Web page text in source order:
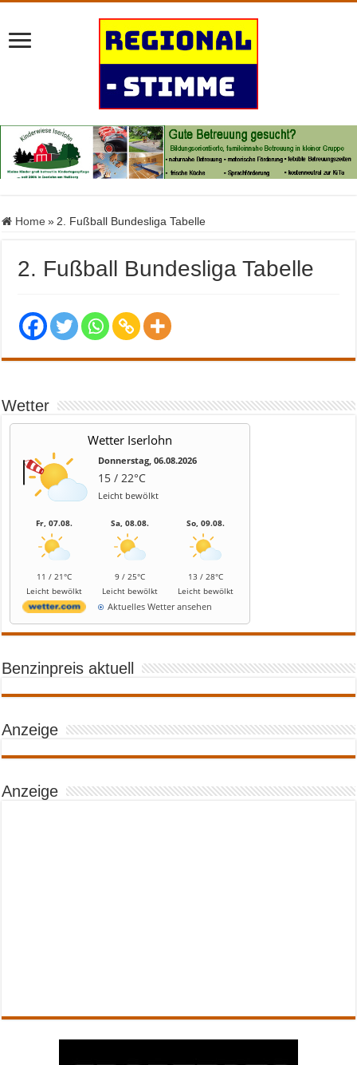
Home » 2. Fußball Bundesliga Tabelle
2. Fußball Bundesliga Tabelle
Wetter
Wetter Iserlohn
Donnerstag, 06.08.2026
15 / 22°C
Leicht bewölkt
Fr, 07.08.
11 / 21°C
Leicht bewölkt
Sa, 08.08.
9 / 25°C
Leicht bewölkt
So, 09.08.
13 / 28°C
Leicht bewölkt
Aktuelles Wetter ansehen
Benzinpreis aktuell
Anzeige
Anzeige